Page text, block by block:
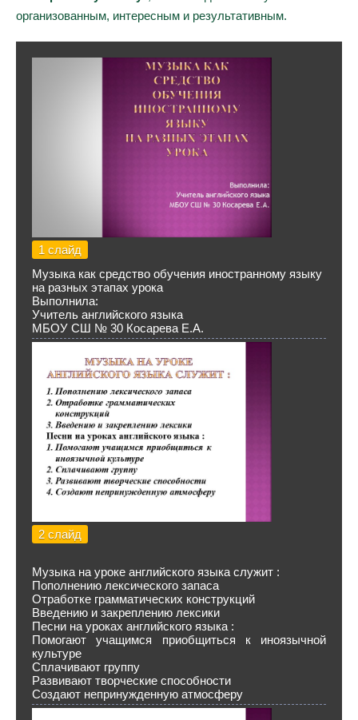
организованным, интересным и результативным.
1 слайд
Музыка как средство обучения иностранному языку
на разных этапах урока
Выполнила:
Учитель английского языка
МБОУ СШ № 30 Косарева Е.А.
2 слайд
Музыка на уроке английского языка служит :
Пополнению лексического запаса
Отработке грамматических конструкций
Введению и закреплению лексики
Песни на уроках английского языка :
Помогают учащимся приобщиться к иноязычной
культуре
Сплачивают группу
Развивают творческие способности
Создают непринужденную атмосферу